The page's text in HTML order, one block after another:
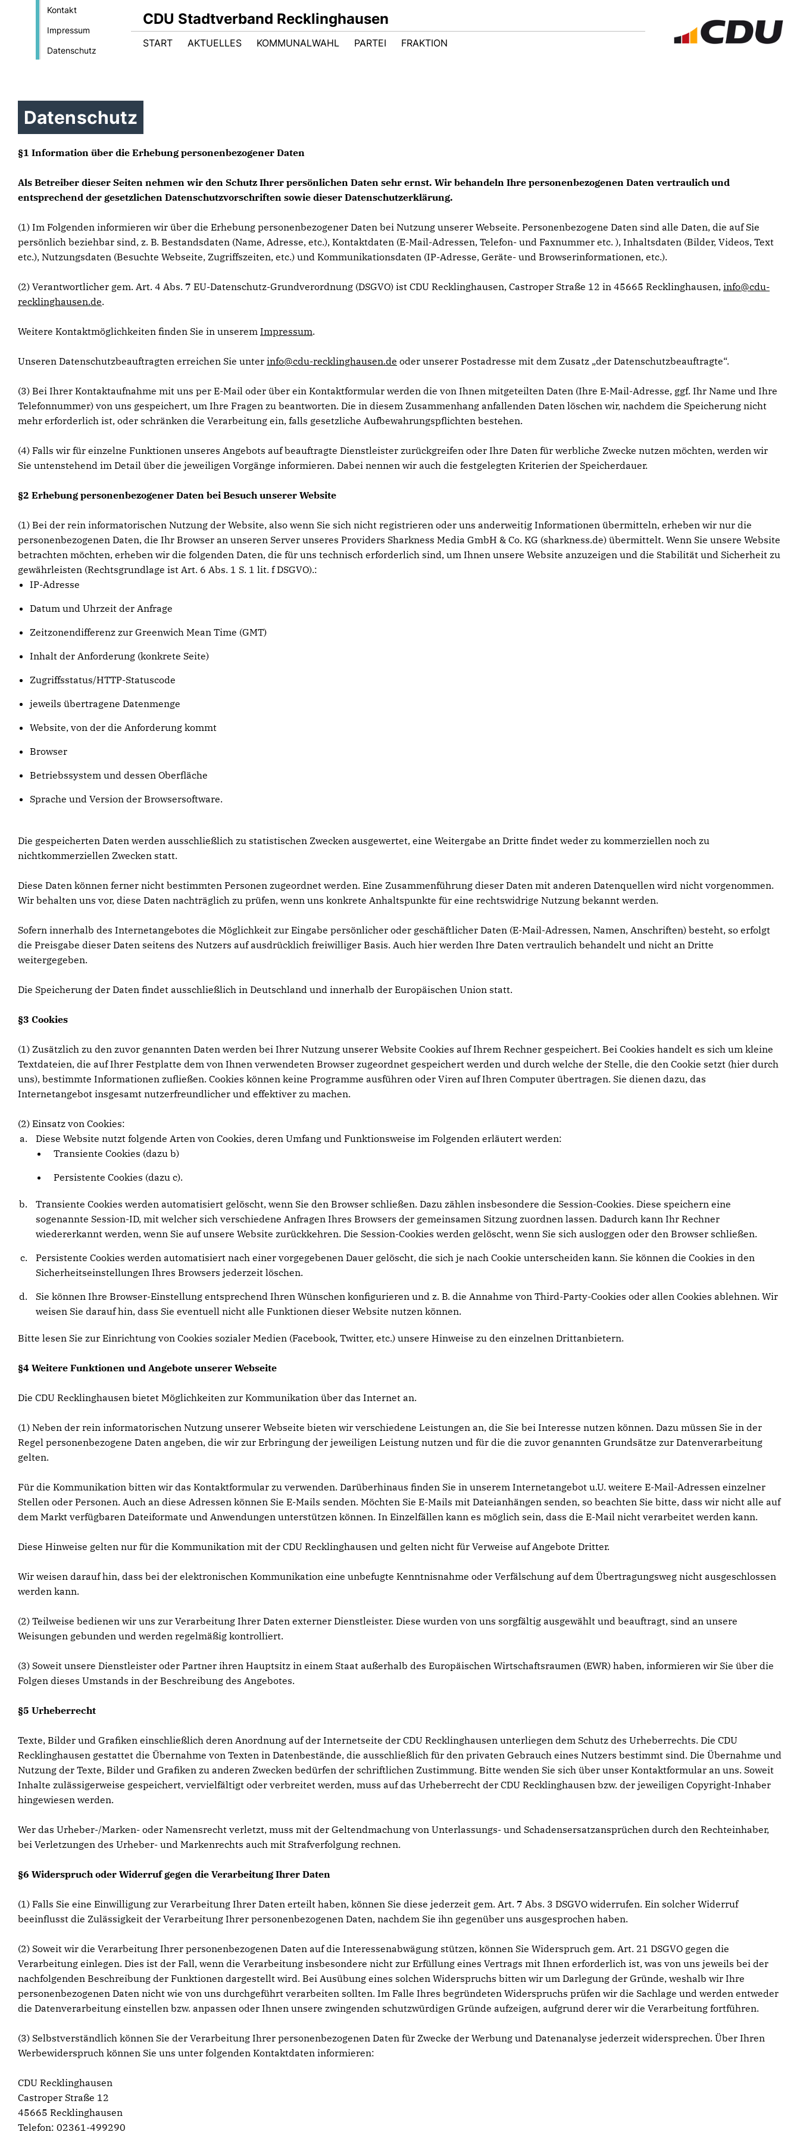
Kontakt
Impressum
Datenschutz
CDU Stadtverband Recklinghausen
START AKTUELLES KOMMUNALWAHL PARTEI FRAKTION
Datenschutz
§1 Information über die Erhebung personenbezogener Daten
Als Betreiber dieser Seiten nehmen wir den Schutz Ihrer persönlichen Daten sehr ernst. Wir behandeln Ihre personenbezogenen Daten vertraulich und
entsprechend der gesetzlichen Datenschutzvorschriften sowie dieser Datenschutzerklärung.
(1) Im Folgenden informieren wir über die Erhebung personenbezogener Daten bei Nutzung unserer Webseite. Personenbezogene Daten sind alle Daten, die auf Sie
persönlich beziehbar sind, z. B. Bestandsdaten (Name, Adresse, etc.), Kontaktdaten (E-Mail-Adressen, Telefon- und Faxnummer etc. ), Inhaltsdaten (Bilder, Videos, Text
etc.), Nutzungsdaten (Besuchte Webseite, Zugriffszeiten, etc.) und Kommunikationsdaten (IP-Adresse, Geräte- und Browserinformationen, etc.).
(2) Verantwortlicher gem. Art. 4 Abs. 7 EU-Datenschutz-Grundverordnung (DSGVO) ist CDU Recklinghausen, Castroper Straße 12 in 45665 Recklinghausen, info@cdu-
recklinghausen.de.
Weitere Kontaktmöglichkeiten finden Sie in unserem Impressum.
Unseren Datenschutzbeauftragten erreichen Sie unter info@cdu-recklinghausen.de oder unserer Postadresse mit dem Zusatz „der Datenschutzbeauftragte“.
(3) Bei Ihrer Kontaktaufnahme mit uns per E-Mail oder über ein Kontaktformular werden die von Ihnen mitgeteilten Daten (Ihre E-Mail-Adresse, ggf. Ihr Name und Ihre
Telefonnummer) von uns gespeichert, um Ihre Fragen zu beantworten. Die in diesem Zusammenhang anfallenden Daten löschen wir, nachdem die Speicherung nicht
mehr erforderlich ist, oder schränken die Verarbeitung ein, falls gesetzliche Aufbewahrungspflichten bestehen.
(4) Falls wir für einzelne Funktionen unseres Angebots auf beauftragte Dienstleister zurückgreifen oder Ihre Daten für werbliche Zwecke nutzen möchten, werden wir
Sie untenstehend im Detail über die jeweiligen Vorgänge informieren. Dabei nennen wir auch die festgelegten Kriterien der Speicherdauer.
§2 Erhebung personenbezogener Daten bei Besuch unserer Website
(1) Bei der rein informatorischen Nutzung der Website, also wenn Sie sich nicht registrieren oder uns anderweitig Informationen übermitteln, erheben wir nur die
personenbezogenen Daten, die Ihr Browser an unseren Server unseres Providers Sharkness Media GmbH & Co. KG (sharkness.de) übermittelt. Wenn Sie unsere Website
betrachten möchten, erheben wir die folgenden Daten, die für uns technisch erforderlich sind, um Ihnen unsere Website anzuzeigen und die Stabilität und Sicherheit zu
gewährleisten (Rechtsgrundlage ist Art. 6 Abs. 1 S. 1 lit. f DSGVO).:
IP-Adresse
Datum und Uhrzeit der Anfrage
Zeitzonendifferenz zur Greenwich Mean Time (GMT)
Inhalt der Anforderung (konkrete Seite)
Zugriffsstatus/HTTP-Statuscode
jeweils übertragene Datenmenge
Website, von der die Anforderung kommt
Browser
Betriebssystem und dessen Oberfläche
Sprache und Version der Browsersoftware.
Die gespeicherten Daten werden ausschließlich zu statistischen Zwecken ausgewertet, eine Weitergabe an Dritte findet weder zu kommerziellen noch zu
nichtkommerziellen Zwecken statt.
Diese Daten können ferner nicht bestimmten Personen zugeordnet werden. Eine Zusammenführung dieser Daten mit anderen Datenquellen wird nicht vorgenommen.
Wir behalten uns vor, diese Daten nachträglich zu prüfen, wenn uns konkrete Anhaltspunkte für eine rechtswidrige Nutzung bekannt werden.
Sofern innerhalb des Internetangebotes die Möglichkeit zur Eingabe persönlicher oder geschäftlicher Daten (E-Mail-Adressen, Namen, Anschriften) besteht, so erfolgt
die Preisgabe dieser Daten seitens des Nutzers auf ausdrücklich freiwilliger Basis. Auch hier werden Ihre Daten vertraulich behandelt und nicht an Dritte
weitergegeben.
Die Speicherung der Daten findet ausschließlich in Deutschland und innerhalb der Europäischen Union statt.
§3 Cookies
(1) Zusätzlich zu den zuvor genannten Daten werden bei Ihrer Nutzung unserer Website Cookies auf Ihrem Rechner gespeichert. Bei Cookies handelt es sich um kleine
Textdateien, die auf Ihrer Festplatte dem von Ihnen verwendeten Browser zugeordnet gespeichert werden und durch welche der Stelle, die den Cookie setzt (hier durch
uns), bestimmte Informationen zufließen. Cookies können keine Programme ausführen oder Viren auf Ihren Computer übertragen. Sie dienen dazu, das
Internetangebot insgesamt nutzerfreundlicher und effektiver zu machen.
(2) Einsatz von Cookies:
Diese Website nutzt folgende Arten von Cookies, deren Umfang und Funktionsweise im Folgenden erläutert werden:
Transiente Cookies (dazu b)
Persistente Cookies (dazu c).
Transiente Cookies werden automatisiert gelöscht, wenn Sie den Browser schließen. Dazu zählen insbesondere die Session-Cookies. Diese speichern eine
sogenannte Session-ID, mit welcher sich verschiedene Anfragen Ihres Browsers der gemeinsamen Sitzung zuordnen lassen. Dadurch kann Ihr Rechner
wiedererkannt werden, wenn Sie auf unsere Website zurückkehren. Die Session-Cookies werden gelöscht, wenn Sie sich ausloggen oder den Browser schließen.
Persistente Cookies werden automatisiert nach einer vorgegebenen Dauer gelöscht, die sich je nach Cookie unterscheiden kann. Sie können die Cookies in den
Sicherheitseinstellungen Ihres Browsers jederzeit löschen.
Sie können Ihre Browser-Einstellung entsprechend Ihren Wünschen konfigurieren und z. B. die Annahme von Third-Party-Cookies oder allen Cookies ablehnen. Wir
weisen Sie darauf hin, dass Sie eventuell nicht alle Funktionen dieser Website nutzen können.
Bitte lesen Sie zur Einrichtung von Cookies sozialer Medien (Facebook, Twitter, etc.) unsere Hinweise zu den einzelnen Drittanbietern.
§4 Weitere Funktionen und Angebote unserer Webseite
Die CDU Recklinghausen bietet Möglichkeiten zur Kommunikation über das Internet an.
(1) Neben der rein informatorischen Nutzung unserer Webseite bieten wir verschiedene Leistungen an, die Sie bei Interesse nutzen können. Dazu müssen Sie in der
Regel personenbezogene Daten angeben, die wir zur Erbringung der jeweiligen Leistung nutzen und für die die zuvor genannten Grundsätze zur Datenverarbeitung
gelten.
Für die Kommunikation bitten wir das Kontaktformular zu verwenden. Darüberhinaus finden Sie in unserem Internetangebot u.U. weitere E-Mail-Adressen einzelner
Stellen oder Personen. Auch an diese Adressen können Sie E-Mails senden. Möchten Sie E-Mails mit Dateianhängen senden, so beachten Sie bitte, dass wir nicht alle auf
dem Markt verfügbaren Dateiformate und Anwendungen unterstützen können. In Einzelfällen kann es möglich sein, dass die E-Mail nicht verarbeitet werden kann.
Diese Hinweise gelten nur für die Kommunikation mit der CDU Recklinghausen und gelten nicht für Verweise auf Angebote Dritter.
Wir weisen darauf hin, dass bei der elektronischen Kommunikation eine unbefugte Kenntnisnahme oder Verfälschung auf dem Übertragungsweg nicht ausgeschlossen
werden kann.
(2) Teilweise bedienen wir uns zur Verarbeitung Ihrer Daten externer Dienstleister. Diese wurden von uns sorgfältig ausgewählt und beauftragt, sind an unsere
Weisungen gebunden und werden regelmäßig kontrolliert.
(3) Soweit unsere Dienstleister oder Partner ihren Hauptsitz in einem Staat außerhalb des Europäischen Wirtschaftsraumen (EWR) haben, informieren wir Sie über die
Folgen dieses Umstands in der Beschreibung des Angebotes.
§5 Urheberrecht
Texte, Bilder und Grafiken einschließlich deren Anordnung auf der Internetseite der CDU Recklinghausen unterliegen dem Schutz des Urheberrechts. Die CDU
Recklinghausen gestattet die Übernahme von Texten in Datenbestände, die ausschließlich für den privaten Gebrauch eines Nutzers bestimmt sind. Die Übernahme und
Nutzung der Texte, Bilder und Grafiken zu anderen Zwecken bedürfen der schriftlichen Zustimmung. Bitte wenden Sie sich über unser Kontaktformular an uns. Soweit
Inhalte zulässigerweise gespeichert, vervielfältigt oder verbreitet werden, muss auf das Urheberrecht der CDU Recklinghausen bzw. der jeweiligen Copyright-Inhaber
hingewiesen werden.
Wer das Urheber-/Marken- oder Namensrecht verletzt, muss mit der Geltendmachung von Unterlassungs- und Schadensersatzansprüchen durch den Rechteinhaber,
bei Verletzungen des Urheber- und Markenrechts auch mit Strafverfolgung rechnen.
§6 Widerspruch oder Widerruf gegen die Verarbeitung Ihrer Daten
(1) Falls Sie eine Einwilligung zur Verarbeitung Ihrer Daten erteilt haben, können Sie diese jederzeit gem. Art. 7 Abs. 3 DSGVO widerrufen. Ein solcher Widerruf
beeinflusst die Zulässigkeit der Verarbeitung Ihrer personenbezogenen Daten, nachdem Sie ihn gegenüber uns ausgesprochen haben.
(2) Soweit wir die Verarbeitung Ihrer personenbezogenen Daten auf die Interessenabwägung stützen, können Sie Widerspruch gem. Art. 21 DSGVO gegen die
Verarbeitung einlegen. Dies ist der Fall, wenn die Verarbeitung insbesondere nicht zur Erfüllung eines Vertrags mit Ihnen erforderlich ist, was von uns jeweils bei der
nachfolgenden Beschreibung der Funktionen dargestellt wird. Bei Ausübung eines solchen Widerspruchs bitten wir um Darlegung der Gründe, weshalb wir Ihre
personenbezogenen Daten nicht wie von uns durchgeführt verarbeiten sollten. Im Falle Ihres begründeten Widerspruchs prüfen wir die Sachlage und werden entweder
die Datenverarbeitung einstellen bzw. anpassen oder Ihnen unsere zwingenden schutzwürdigen Gründe aufzeigen, aufgrund derer wir die Verarbeitung fortführen.
(3) Selbstverständlich können Sie der Verarbeitung Ihrer personenbezogenen Daten für Zwecke der Werbung und Datenanalyse jederzeit widersprechen. Über Ihren
Werbewiderspruch können Sie uns unter folgenden Kontaktdaten informieren:
CDU Recklinghausen
Castroper Straße 12
45665 Recklinghausen
Telefon: 02361-499290